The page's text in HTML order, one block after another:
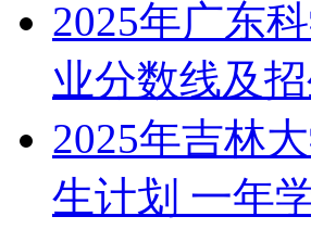
2025年广东
业分数线及
2025年吉林
生计划 一年